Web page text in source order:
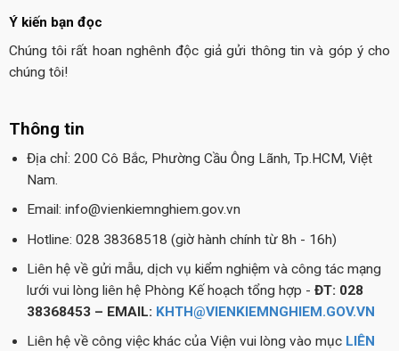
Ý kiến bạn đọc
Chúng tôi rất hoan nghênh độc giả gửi thông tin và góp ý cho
chúng tôi!
Thông tin
Địa chỉ: 200 Cô Bắc, Phường Cầu Ông Lãnh, Tp.HCM, Việt
Nam.
Email: info@vienkiemnghiem.gov.vn
Hotline: 028 38368518 (giờ hành chính từ 8h - 16h)
Liên hệ về gửi mẫu, dịch vụ kiểm nghiệm và công tác mạng
lưới vui lòng liên hệ Phòng Kế hoạch tổng hợp - ĐT: 028
38368453 – EMAIL: KHTH@VIENKIEMNGHIEM.GOV.VN
Liên hệ về công việc khác của Viện vui lòng vào mục LIÊN